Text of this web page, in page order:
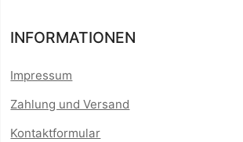
INFORMATIONEN
Impressum
Zahlung und Versand
Kontaktformular